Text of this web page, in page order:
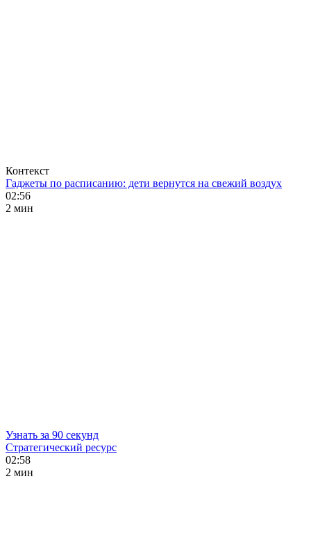
Контекст
Гаджеты по расписанию: дети вернутся на свежий воздух
02:56
2 мин
Узнать за 90 секунд
Стратегический ресурс
02:58
2 мин